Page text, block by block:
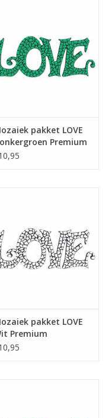
pakket LOVE
Premium
pakket LOVE
Premium